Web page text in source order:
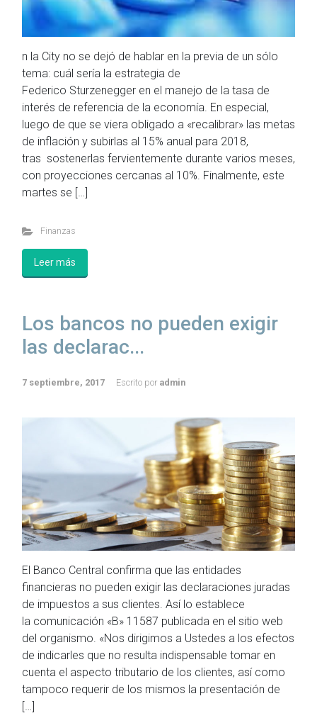
n la City no se dejó de hablar en la previa de un sólo
tema: cuál sería la estrategia de
Federico Sturzenegger en el manejo de la tasa de
interés de referencia de la economía. En especial,
luego de que se viera obligado a «recalibrar» las metas
de inflación y subirlas al 15% anual para 2018,
tras sostenerlas fervientemente durante varios meses,
con proyecciones cercanas al 10%. Finalmente, este
martes se […]
Finanzas
Leer más
Los bancos no pueden exigir
las declarac...
7 septiembre, 2017 Escrito por admin
El Banco Central confirma que las entidades
financieras no pueden exigir las declaraciones juradas
de impuestos a sus clientes. Así lo establece
la comunicación «B» 11587 publicada en el sitio web
del organismo. «Nos dirigimos a Ustedes a los efectos
de indicarles que no resulta indispensable tomar en
cuenta el aspecto tributario de los clientes, así como
tampoco requerir de los mismos la presentación de
[…]